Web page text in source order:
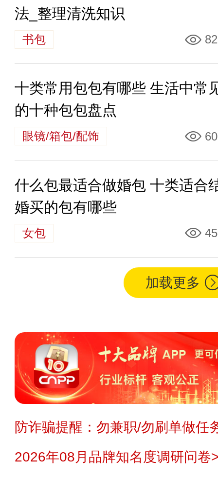
法_整理清洗知识
书包
十类常用包包有哪些 生活中常
的十种包包盘点
眼镜/箱包/配饰
什么包最适合做婚包 十类适合
婚买的包有哪些
女包
加载更多
防诈骗提醒：勿兼职/勿刷单做任
2026年08月品牌知名度调研问卷